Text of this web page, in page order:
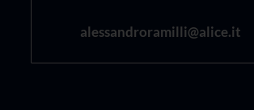
alessandroramilli@alice.it